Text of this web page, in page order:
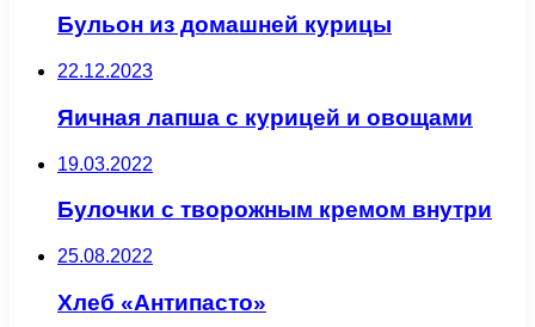
Бульон из домашней курицы
22.12.2023
Яичная лапша с курицей и овощами
19.03.2022
Булочки с творожным кремом внутри
25.08.2022
Хлеб «Антипасто»